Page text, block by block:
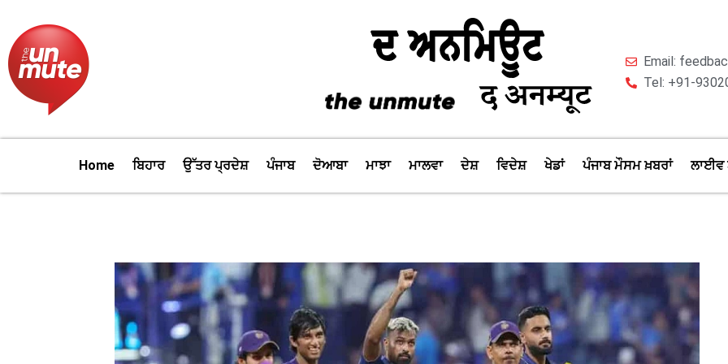
content
Email:
Tel: +91-
Home ਬਿਹਾਰ ਉੱਤਰ ਪ੍ਰਦੇਸ਼ ਪੰਜਾਬ ਦੋਆਬਾ ਮਾਝਾ ਮਾਲਵਾ ਦੇਸ਼ ਵਿਦੇਸ਼ ਖੇਡਾਂ ਪੰਜਾਬ ਮੌਸਮ ਖ਼ਬਰਾਂ ਲਾਈਵ